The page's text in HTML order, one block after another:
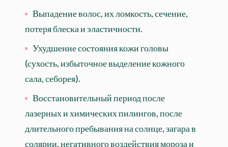
Выпадение волос, их ломкость, сечение,
потеря блеска и эластичности.
Ухудшение состояния кожи головы
(сухость, избыточное выделение кожного
сала, себорея).
Восстановительный период после
лазерных и химических пилингов, после
длительного пребывания на солнце, загара в
солярии, негативного воздействия мороза и